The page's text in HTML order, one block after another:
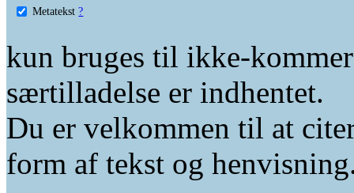
Metatekst ?
kun bruges til ikke-
særtilladelse er indhentet.
Du er velkommen til at
form af tekst og